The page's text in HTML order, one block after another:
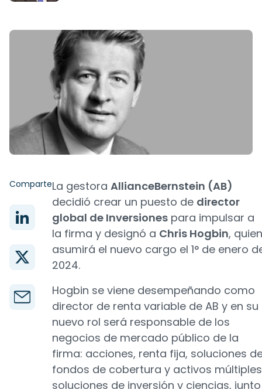
ComparteLa gestora AllianceBernstein (AB)
decidió crear un puesto de director
global de Inversiones para impulsar a
la firma y designó a Chris Hogbin, quien
asumirá el nuevo cargo el 1° de enero
2024.
Hogbin se viene desempeñando como
director de renta variable de AB y en su
nuevo rol será responsable de los
negocios de mercado público de la
firma: acciones, renta fija, soluciones
fondos de cobertura y activos
soluciones de inversión y ciencias, junto